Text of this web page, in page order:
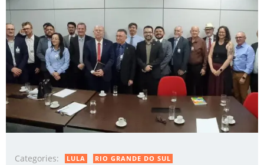
Categories: LULA RIO GRANDE DO SUL